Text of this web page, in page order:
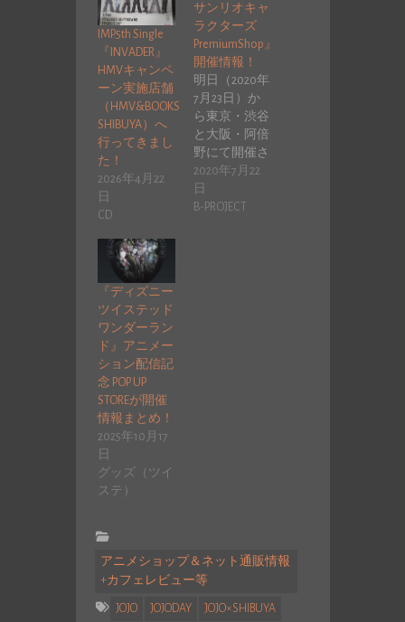
IMP.5th Single
『INVADER』
HMVキャンペ
ーン実施店舗
（HMV&BOOKS
SHIBUYA）へ
行ってきまし
た！
2026年4月22
日
CD
サンリオキャ
ラクターズ
PremiumShop』
開催情報！
明日（2020年
7月23日）か
ら東京・渋谷
と大阪・阿倍
野にて開催さ
れます。 『B-
PROJECT×サ…
2020年7月22
日
B-PROJECT
『ディズニー
ツイステッド
ワンダーラン
ド』アニメー
ション配信記
念 POP UP
STOREが開催
情報まとめ！
2025年10月17
日
グッズ（ツイ
ステ）
アニメショップ＆ネット通販情報
+カフェレビュー等
JOJO JOJODAY JOJO×SHIBUYA